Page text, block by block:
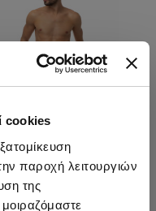
cookies
παροχή λειτουργιών
της
Ανδρικό Φούτερ